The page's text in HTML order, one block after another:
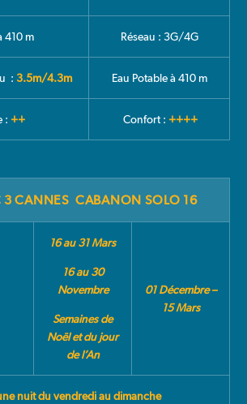
410 m Réseau : 3G/4G
: 3.5m/4.3m Eau Potable à 410 m
: ++ Confort : ++++
3 CANNES CABANON SOLO 16
16 au 31 Mars
16 au 30
Novembre
Semaines de
Noël et du jour
de l’An
01 Décembre –
15 Mars
nuit du vendredi au dimanche